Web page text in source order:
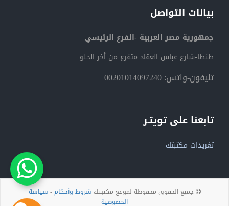
بيانات التواصل
جمهورية مصر العربية -الفرع الرئيسي
طنطا-شارع عباس العقاد متفرع من أخر الحلو
تليفون-واتس: 00201014097240
تابعنا على تويتـر
تغريدات مكتبتك
جميع الحقوق محفوظة لموقع مكتبتك شروط وأحكام- سياسة
الخصوصية